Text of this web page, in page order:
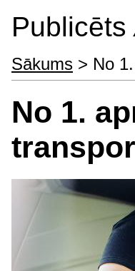
Publicēts
Sākums > No
No 1.